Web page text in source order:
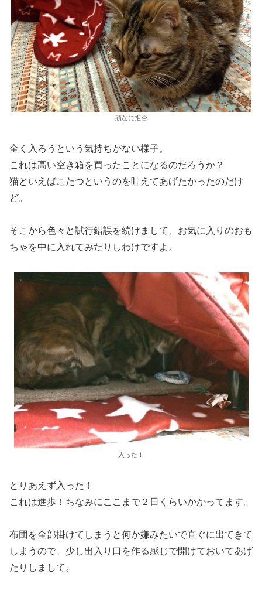
頑なに拒否
全く入ろうという気持ちがない様子。
これは高い空き箱を買ったことになるのだろうか？
猫といえばこたつというのを叶えてあげたかったのだけ
ど。
そこから色々と試行錯誤を続けまして、お気に入りのおも
ちゃを中に入れてみたりしわけですよ。
入った！
とりあえず入った！
これは進歩！ちなみにここまで２日くらいかかってます。
布団を全部掛けてしまうと何か嫌みたいで直ぐに出てきて
しまうので、少し出入り口を作る感じで開けておいてあげ
たりしまして。